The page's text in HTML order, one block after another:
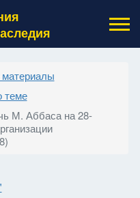
теме
М. Аббаса на 28-